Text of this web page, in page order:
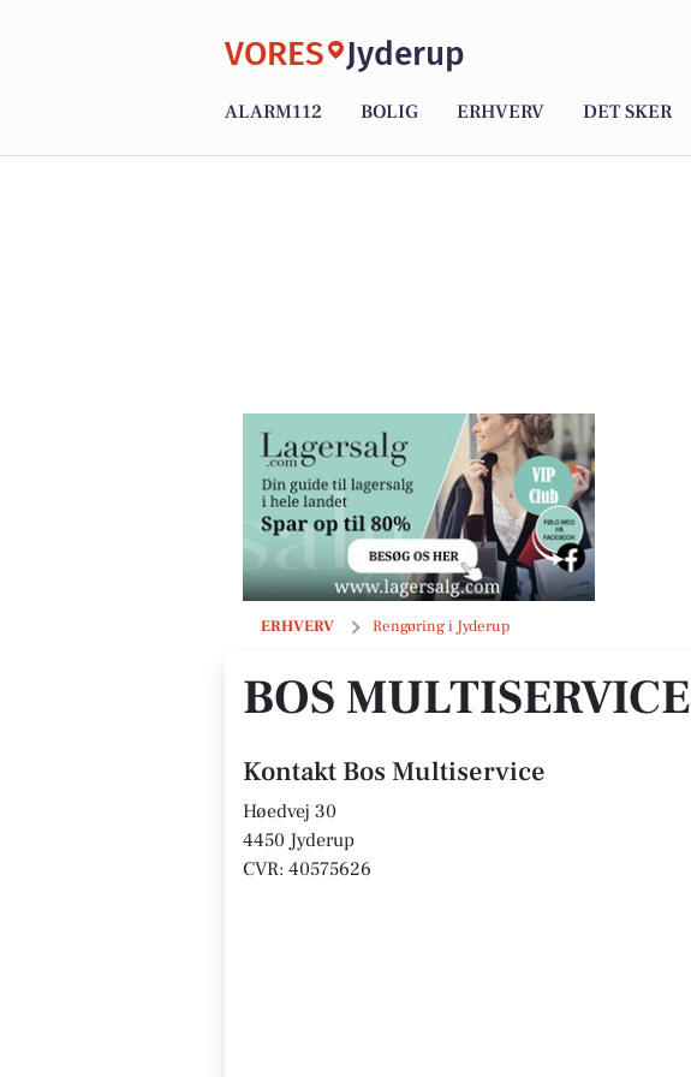
VORES Jyderup
ALARM112 BOLIG ERHVERV DET SKER
ERHVERV Rengøring i Jyderup
Bos Multiservice
BOS MULTISERVICE
Kontakt Bos Multiservice
Høedvej 30
4450 Jyderup
CVR: 40575626